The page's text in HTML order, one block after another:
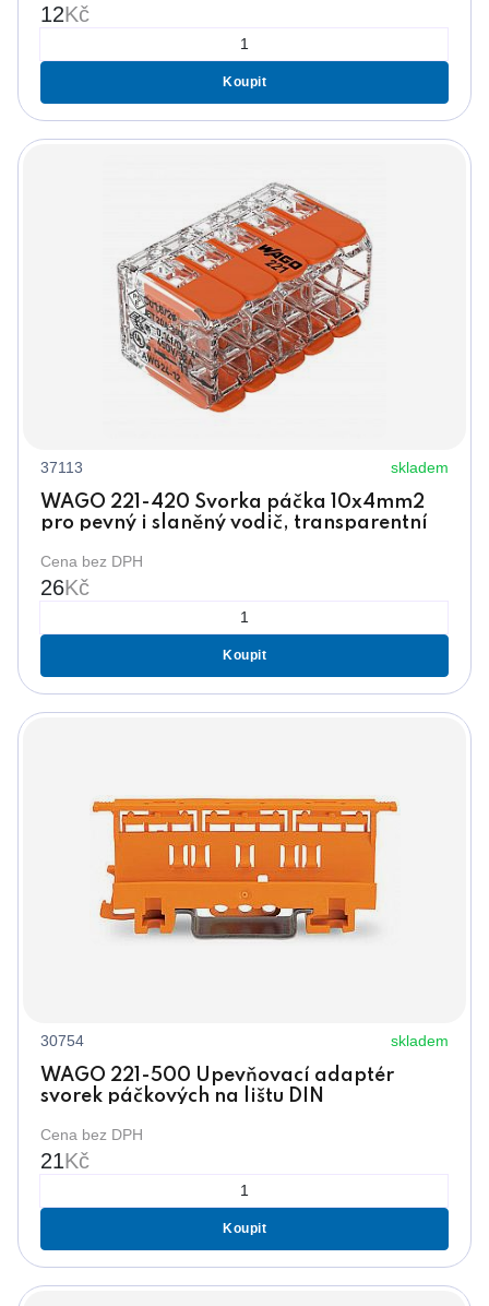
12Kč
Koupit
37113 skladem
WAGO 221-420 Svorka páčka 10x4mm2
pro pevný i slaněný vodič, transparentní
Cena bez DPH
26Kč
Koupit
30754 skladem
WAGO 221-500 Upevňovací adaptér
svorek páčkových na lištu DIN
Cena bez DPH
21Kč
Koupit